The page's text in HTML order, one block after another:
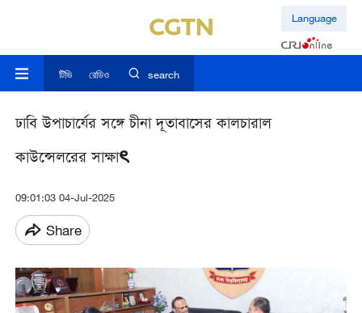
Language
টিভি রেডিও search
ঢাবি উপাচার্যের সঙ্গে চীনা দূতাবাসের কালচারাল
কাউন্সেলরের সাক্ষাৎ
09:01:03 04-Jul-2025
Share